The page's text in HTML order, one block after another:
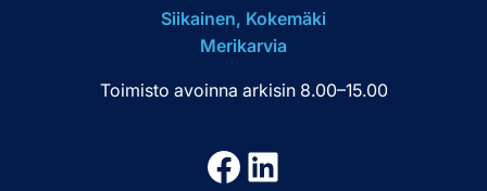
Siikainen, Kokemäki
Merikarvia
Toimisto avoinna arkisin 8.00–15.00
Facebook
LinkedIn